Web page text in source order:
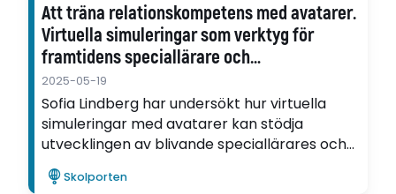
Att träna relationskompetens med avatarer.
Virtuella simuleringar som verktyg för
framtidens speciallärare och
specialpedagoger
2025-05-19
Sofia Lindberg har undersökt hur virtuella
simuleringar med avatarer kan stödja
utvecklingen av blivande speciallärares och
specialpedagogers relationskompetens.
Skolporten